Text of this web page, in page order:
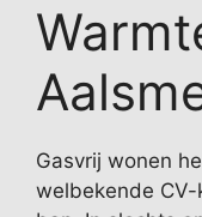
Gasvrij wonen
welbekende